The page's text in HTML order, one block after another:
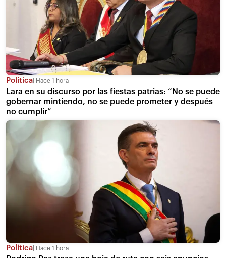
Política Hace 1 hora
Lara en su discurso por las fiestas patrias: “No se puede
gobernar mintiendo, no se puede prometer y después
no cumplir”
Política Hace 1 hora